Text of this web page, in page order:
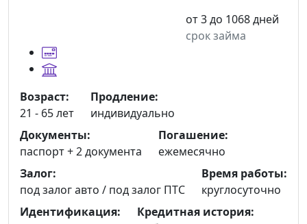
от 3 до 1068 дней
срок займа
Возраст:
21 - 65 лет
Продление:
индивидуально
Документы:
паспорт +2 документа
Погашение:
ежемесячно
Залог:
под залог авто / под залог ПТС
Время работы:
круглосуточно
Идентификация:
Кредитная история: